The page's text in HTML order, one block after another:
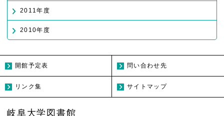
2011年度
2010年度
開館予定表 問い合わせ先
リンク集 サイトマップ
岐阜大学図書館